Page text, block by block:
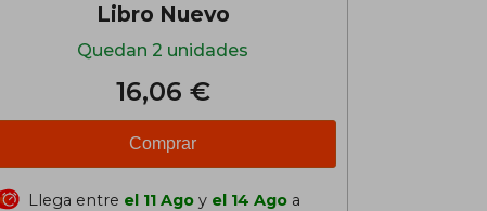
Libro Nuevo
Quedan 2 unidades
16,06 €
Comprar
Llega entre el 11 Ago y el 14 Ago a